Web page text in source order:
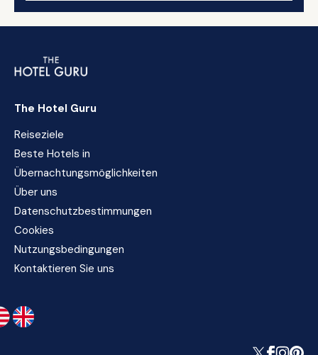
The Hotel Guru
Reiseziele
Beste Hotels in
Übernachtungsmöglichkeiten
Über uns
Datenschutzbestimmungen
Cookies
Nutzungsbedingungen
Kontaktieren Sie uns